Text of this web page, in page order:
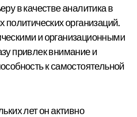
в качестве аналитика в
политических организаций.
и организационными
привлек внимание и
к самостоятельной
лет он активно